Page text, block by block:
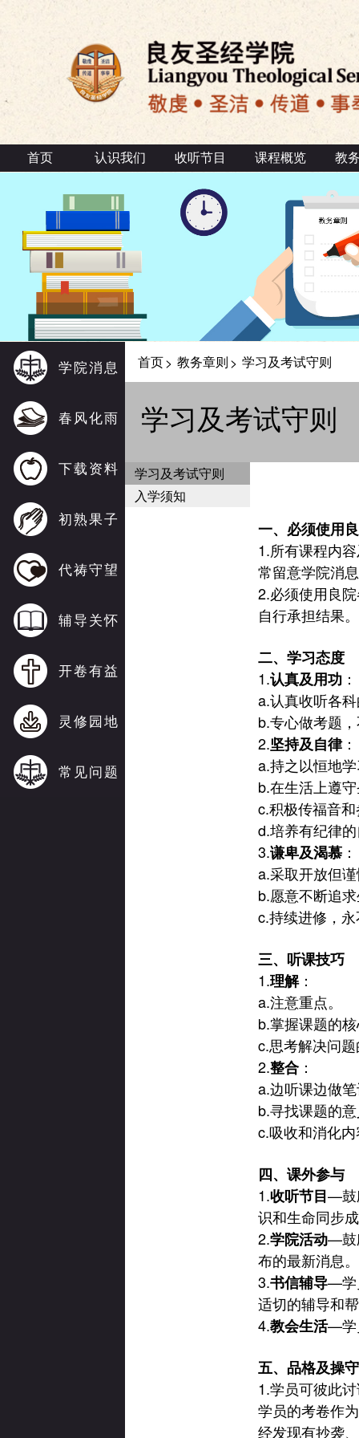
首页 认识我们 收听节目 课程概览 教
学院消息
春风化雨
下载资料
初熟果子
代祷守望
辅导关怀
开卷有益
灵修园地
常见问题
首页> 教务章则> 学习及考试守则
学习及考试守则
学习及考试守则
入学须知
一、必须使用
1.所有课程内
常留意学院消
2.必须使用良
自行承担结果。
二、学习态度
1.认真及用功 ：
a.认真收听各
b.专心做考题
2.坚持及自律：
a.持之以恒地
b.在生活上遵
c.积极传福音
d.培养有纪律
3.谦卑及渴慕 ：
a.采取开放但
b.愿意不断追
c.持续进修，
三、听课技巧
1.理解：
a.注意重点。
b.掌握课题的
c.思考解决问
2.整合 ：
a.边听课边做
b.寻找课题的
c.吸收和消化
四、课外参与
1.收听节目—
识和生命同步
2.学院活动—
布的最新消息。
3.书信辅导—
适切的辅导和
4.教会生活—
五、品格及操守
1.学员可彼此
学员的考卷作
经发现有抄袭